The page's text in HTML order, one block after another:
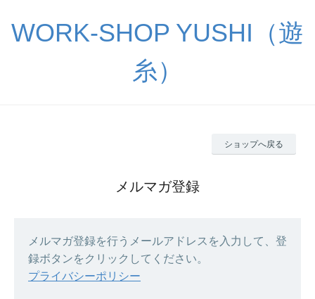
WORK-SHOP YUSHI（遊
糸）
ショップへ戻る
メルマガ登録
メルマガ登録を行うメールアドレスを入力して、登
録ボタンをクリックしてください。
プライバシーポリシー